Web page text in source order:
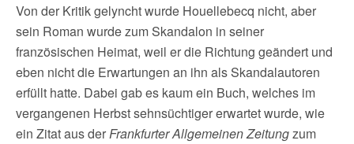
Von der Kritik gelyncht wurde Houellebecq nicht, aber
sein Roman wurde zum Skandalon in seiner
französischen Heimat, weil er die Richtung geändert und
eben nicht die Erwartungen an ihn als Skandalautoren
erfüllt hatte. Dabei gab es kaum ein Buch, welches im
vergangenen Herbst sehnsüchtiger erwartet wurde, wie
ein Zitat aus derFrankfurter Allgemeinen Zeitungzum